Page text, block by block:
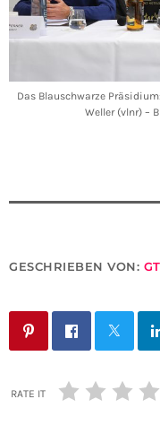
Das Blauschwarze
Weller (vlnr) –
GESCHRIEBEN VON:
RATE IT